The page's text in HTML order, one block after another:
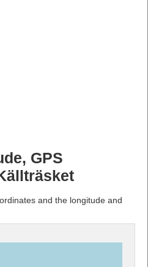
GPS
and the longitude and